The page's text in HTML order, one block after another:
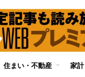
住まい・不動産 家計